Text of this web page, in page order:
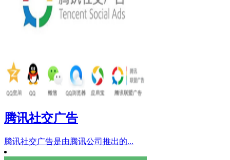
腾讯社交广告
腾讯社交广告是由腾讯公司推出的...